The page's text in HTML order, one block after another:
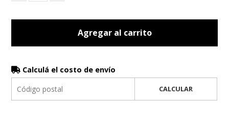
Agregar al carrito
Calculá el costo de envío
CALCULAR